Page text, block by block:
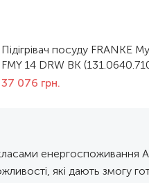
Підігрівач посуду FRANKE
FMY 14 DRW BK
37 076 грн.
енергоспоживання
які дають змогу